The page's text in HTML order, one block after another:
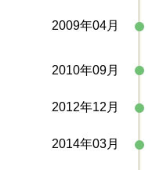
2009年04月
2010年09月
2012年12月
2014年03月